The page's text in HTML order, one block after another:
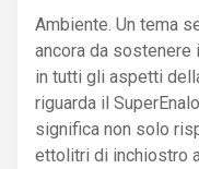
Ambiente. Un tema
ancora da sostenere
in tutti gli aspetti
riguarda il
significa non solo
ettolitri di inchiostro